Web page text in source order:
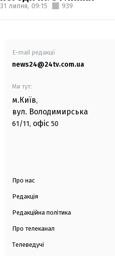
31 липня, 09:15 939
E-mail редакції
news24@24tv.com.ua
Ми тут:
м.Київ,
вул. Володимирська
61/11, офіс 50
Про нас
Редакція
Редакційна політика
Про телеканал
Телеведучі